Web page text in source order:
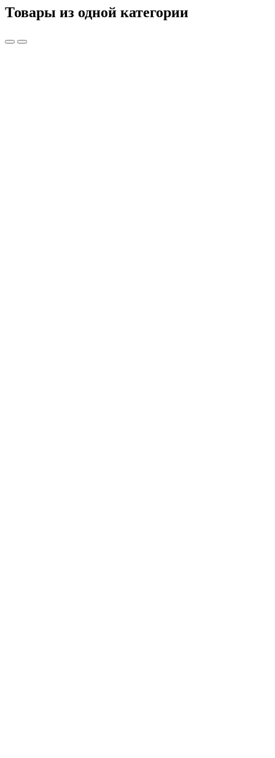
Товары из одной категории